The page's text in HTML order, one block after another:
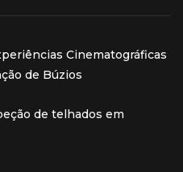
Cinematográficas
de Búzios
de telhados em